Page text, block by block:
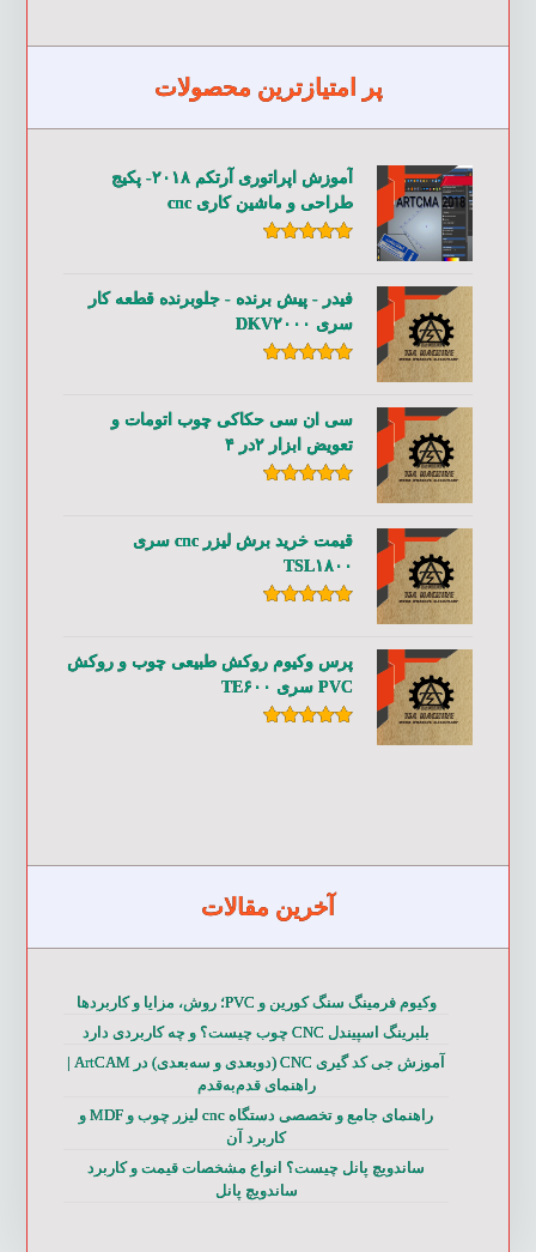
پر امتیازترین محصولات
آموزش اپراتوری آرتکم ۲۰۱۸- پکیج
طراحی و ماشین کاری cnc
فیدر - پیش برنده - جلوبرنده قطعه کار
سری DKV۲۰۰۰
سی ان سی حکاکی چوب اتومات و
تعویض ابزار ۲در ۴
قیمت خرید برش لیزر cnc سری
TSL۱۸۰۰
پرس وکیوم روکش طبیعی چوب و روکش
PVC سری TE۶۰۰
آخرین مقالات
وکیوم فرمینگ سنگ کورین و PVC؛ روش، مزایا و کاربردها
بلبرینگ اسپیندل CNC چوب چیست؟ و چه کاربردی دارد
آموزش جی کد گیری CNC (دوبعدی و سه‌بعدی) در ArtCAM |
راهنمای قدم‌به‌قدم
راهنمای جامع و تخصصی دستگاه cnc لیزر چوب و MDF و
کاربرد آن
ساندویچ پانل چیست؟ انواع مشخصات قیمت و کاربرد
ساندویچ پانل